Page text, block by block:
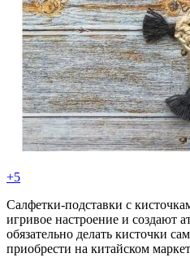
+5
Салфетки-подставки с
игривое настроение и создают
обязательно делать кисточки
приобрести на китайском